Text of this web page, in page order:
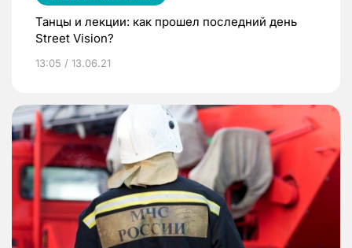
Танцы и лекции: как прошел последний день
Street Vision?
13:05 / 13.06.21